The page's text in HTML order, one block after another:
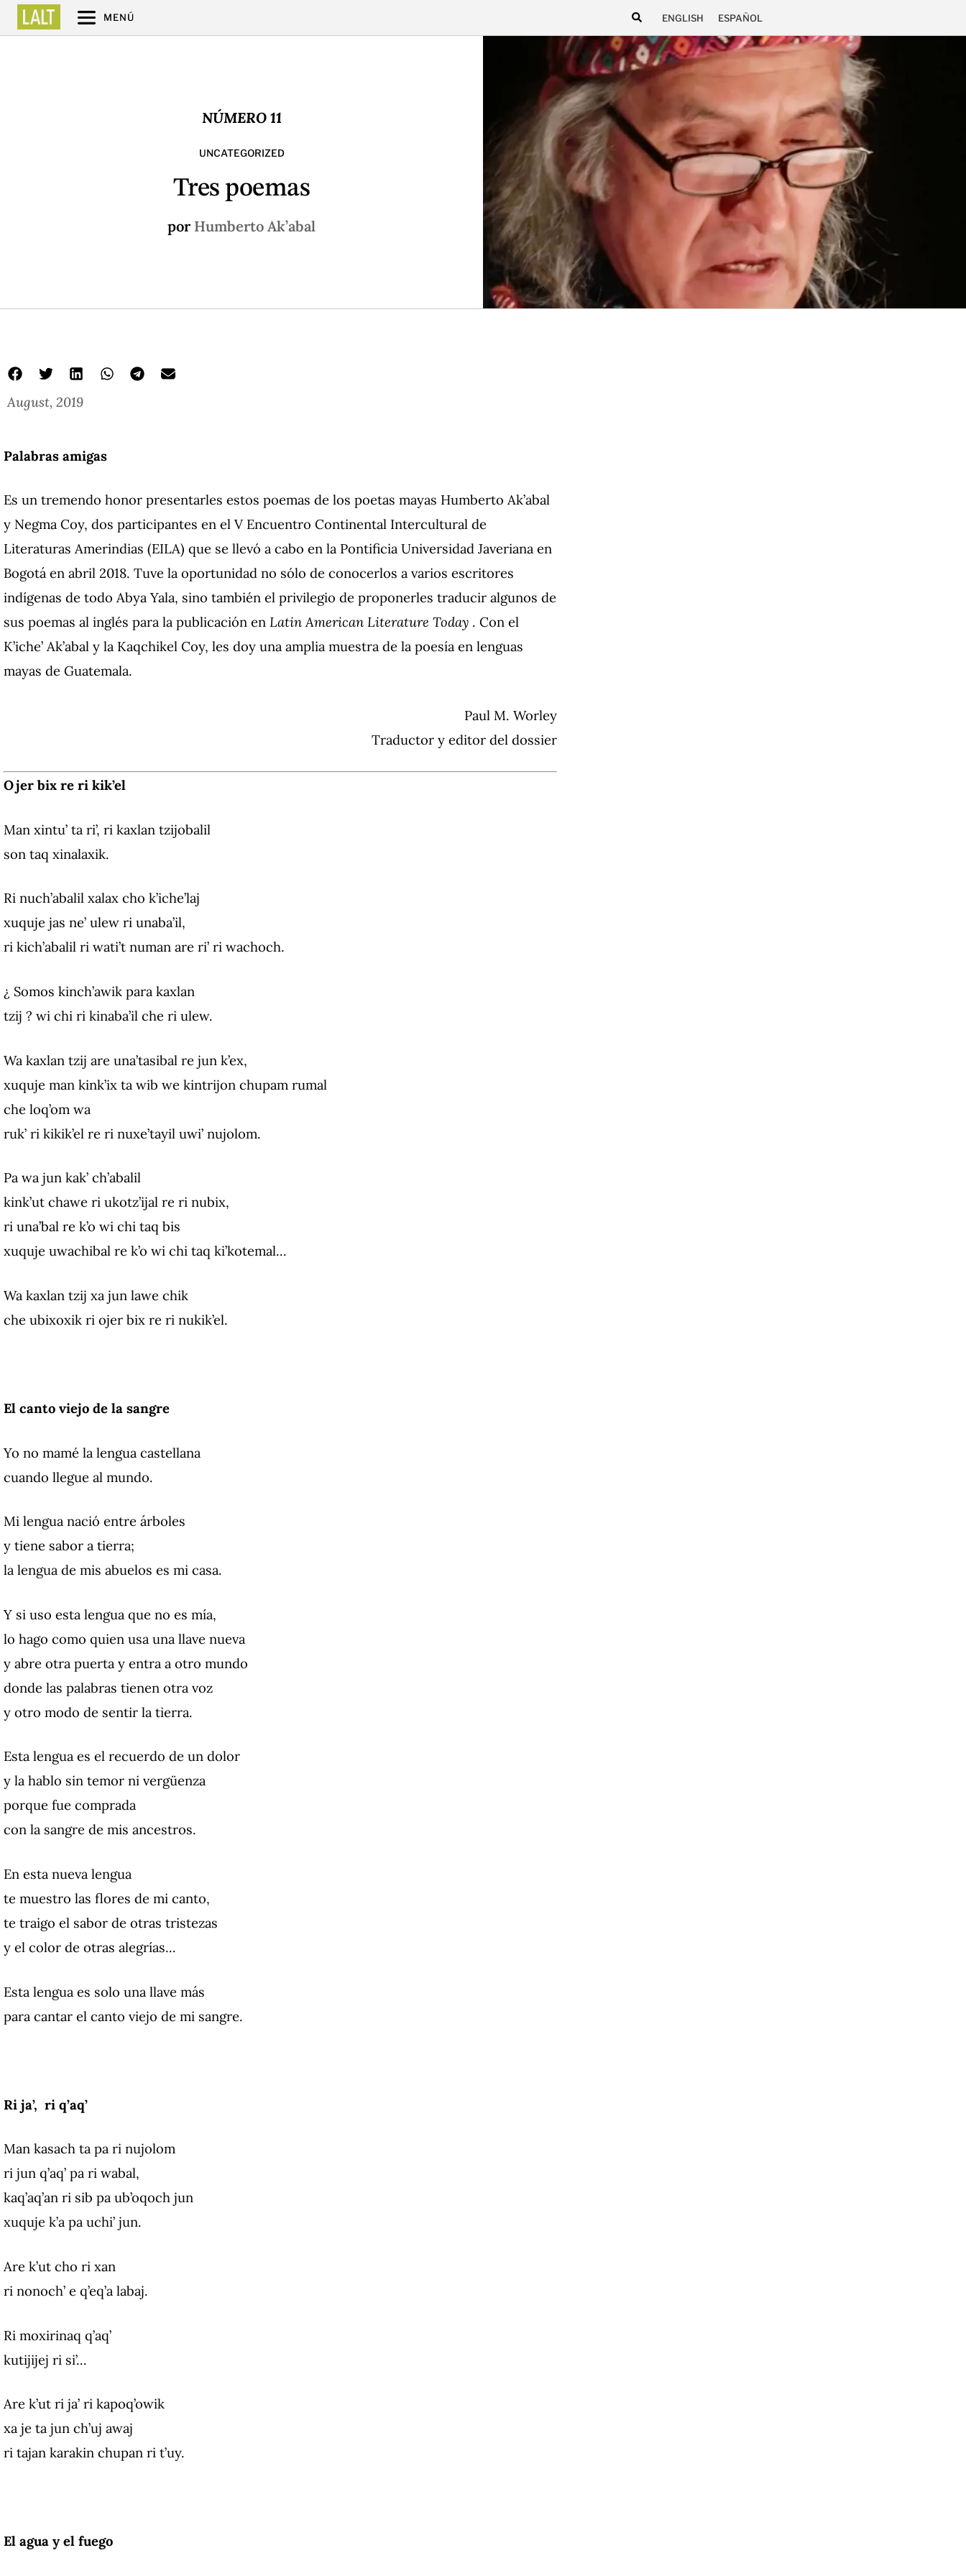
MENÚ ENGLISH ESPAÑOL
NÚMERO 11
UNCATEGORIZED
Tres poemas
por Humberto Ak’abal
August, 2019
Palabras amigas
Es un tremendo honor presentarles estos poemas de los poetas mayas Humberto Ak’abal
y Negma Coy, dos participantes en el V Encuentro Continental Intercultural de
Literaturas Amerindias (EILA) que se llevó a cabo en la Pontificia Universidad Javeriana en
Bogotá en abril 2018. Tuve la oportunidad no sólo de conocerlos a varios escritores
indígenas de todo Abya Yala, sino también el privilegio de proponerles traducir algunos de
sus poemas al inglés para la publicación en Latin American Literature Today . Con el
K’iche’ Ak’abal y la Kaqchikel Coy, les doy una amplia muestra de la poesía en lenguas
mayas de Guatemala.
Paul M. Worley
Traductor y editor del dossier
Ojer bix re ri kik’el
Man xintu’ ta ri’, ri kaxlan tzijobalil
son taq xinalaxik.
Ri nuch’abalil xalax cho k’iche’laj
xuquje jas ne’ ulew ri unaba’il,
ri kich’abalil ri wati’t numan are ri’ ri wachoch.
¿ Somos kinch’awik para kaxlan
tzij ? wi chi ri kinaba’il che ri ulew.
Wa kaxlan tzij are una’tasibal re jun k’ex,
xuquje man kink’ix ta wib we kintrijon chupam rumal
che loq’om wa
ruk’ ri kikik’el re ri nuxe’tayil uwi’ nujolom.
Pa wa jun kak’ ch’abalil
kink’ut chawe ri ukotz’ijal re ri nubix,
ri una’bal re k’o wi chi taq bis
xuquje uwachibal re k’o wi chi taq ki’kotemal…
Wa kaxlan tzij xa jun lawe chik
che ubixoxik ri ojer bix re ri nukik’el.
El canto viejo de la sangre
Yo no mamé la lengua castellana
cuando llegue al mundo.
Mi lengua nació entre árboles
y tiene sabor a tierra;
la lengua de mis abuelos es mi casa.
Y si uso esta lengua que no es mía,
lo hago como quien usa una llave nueva
y abre otra puerta y entra a otro mundo
donde las palabras tienen otra voz
y otro modo de sentir la tierra.
Esta lengua es el recuerdo de un dolor
y la hablo sin temor ni vergüenza
porque fue comprada
con la sangre de mis ancestros.
En esta nueva lengua
te muestro las flores de mi canto,
te traigo el sabor de otras tristezas
y el color de otras alegrías…
Esta lengua es solo una llave más
para cantar el canto viejo de mi sangre.
Ri ja’, ri q’aq’
Man kasach ta pa ri nujolom
ri jun q’aq’ pa ri wabal,
kaq’aq’an ri sib pa ub’oqoch jun
xuquje k’a pa uchi’ jun.
Are k’ut cho ri xan
ri nonoch’ e q’eq’a labaj.
Ri moxirinaq q’aq’
kutijijej ri si’…
Are k’ut ri ja’ ri kapoq’owik
xa je ta jun ch’uj awaj
ri tajan karakin chupan ri t’uy.
El agua y el fuego